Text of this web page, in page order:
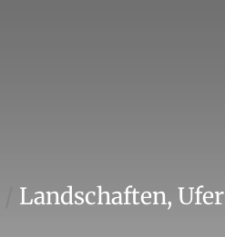
Landschaften, Ufer